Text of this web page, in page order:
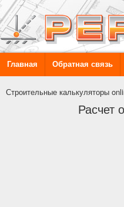
Главная Обратная связь
Строительные калькуляторы
Расчет